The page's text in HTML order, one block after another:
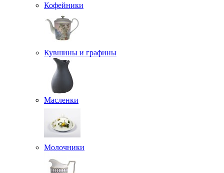
Кофейники
Кувшины и графины
Масленки
Молочники